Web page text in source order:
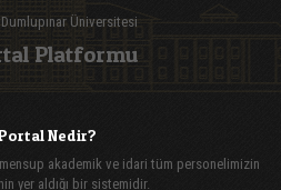
Üniversitesi
Platformu
Nedir?
akademik ve idari tüm personelimizin
yer aldığı bir sistemidir.